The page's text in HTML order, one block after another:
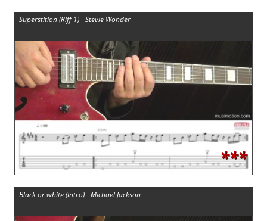
Superstition (Riff 1) - Stevie Wonder
***
Black or white (Intro) - Michael Jackson